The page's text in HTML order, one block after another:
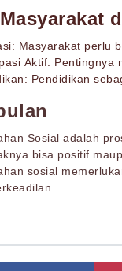
Masyarakat perlu
Aktif: Pentingnya
Pendidikan
Sosial adalah
bisa positif
sosial